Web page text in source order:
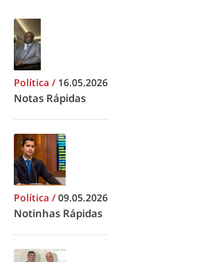
Política / 16.05.2026
Notas Rápidas
Política /09.05.2026
Notinhas Rápidas